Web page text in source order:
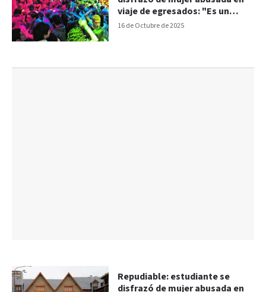
16 de Octubre de 2025
viaje de egresados: "Es un
atentado"
Repudiable: estudiante se
disfrazó de mujer abusada en